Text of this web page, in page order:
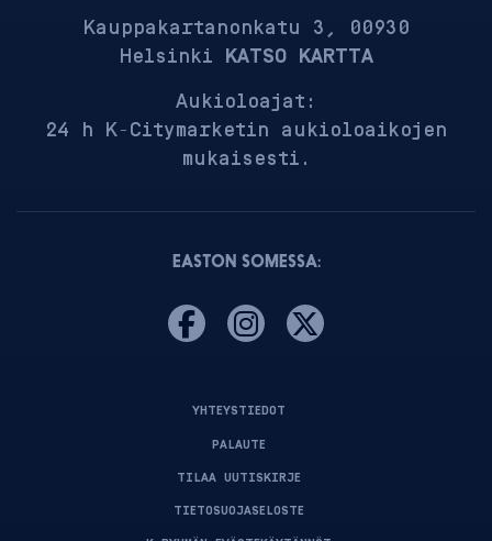
Kauppakartanonkatu 3, 00930
Helsinki KATSO KARTTA
Aukioloajat:
24 h K-Citymarketin aukioloaikojen
mukaisesti.
EASTON SOMESSA:
YHTEYSTIEDOT
PALAUTE
TILAA UUTISKIRJE
TIETOSUOJASELOSTE